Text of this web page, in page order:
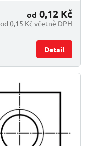
od 0,15 Kč včetně DPH
od 0,12 Kč
Detail